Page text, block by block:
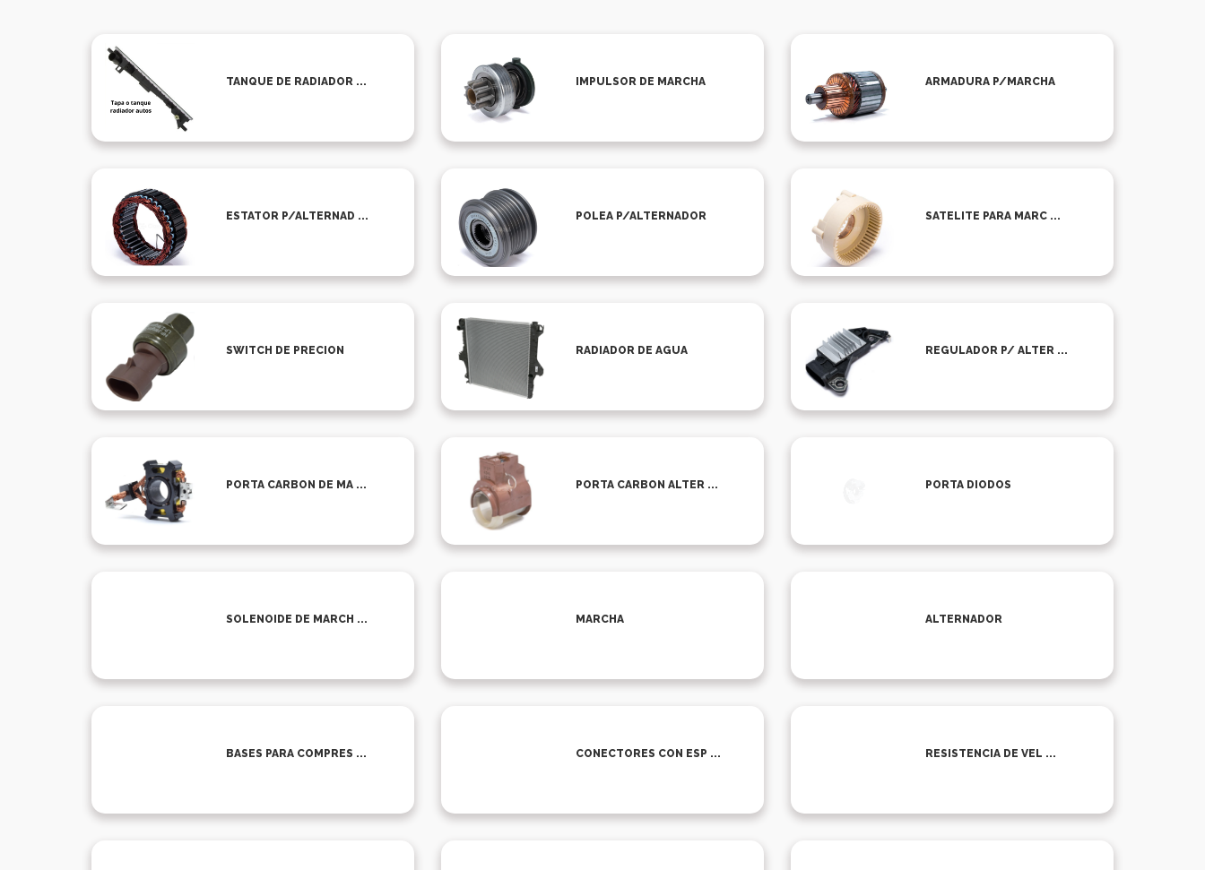
TANQUE DE RADIADOR ... IMPULSOR DE MARCHA ARMADURA P/MARCHA
ESTATOR P/ALTERNAD ... POLEA P/ALTERNADOR SATELITE PARA MARC ...
SWITCH DE PRECION RADIADOR DE AGUA REGULADOR P/ ALTER ...
PORTA CARBON DE MA ... PORTA CARBON ALTER ... PORTA DIODOS
SOLENOIDE DE MARCH ... MARCHA ALTERNADOR
BASES PARA COMPRES ... CONECTORES CON ESP ... RESISTENCIA DE VEL ...